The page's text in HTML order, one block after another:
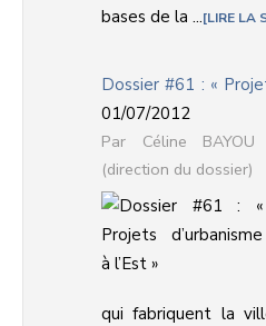
bases de la ... LIRE LA
Dossier #61 : «
01/07/2012
Céline
(direction du dossier)
qui fabriquent la